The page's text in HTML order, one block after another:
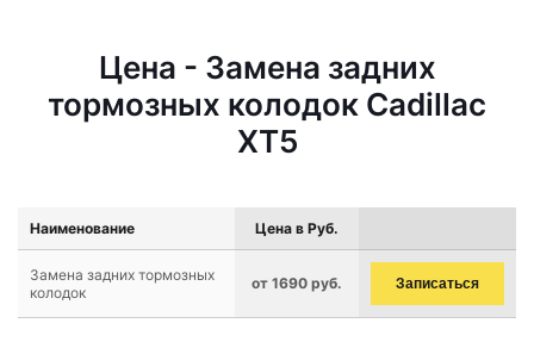
Цена - Замена задних
тормозных колодок Cadillac
XT5
Наименование Цена в Руб.
Замена задних тормозных
колодок
от 1690 руб. Записаться